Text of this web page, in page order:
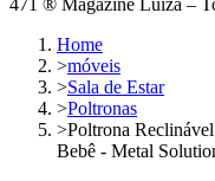
471 ® Magazine Luiza –
Home
>móveis
>Sala de Estar
>Poltronas
>Poltrona
Bebê - Metal